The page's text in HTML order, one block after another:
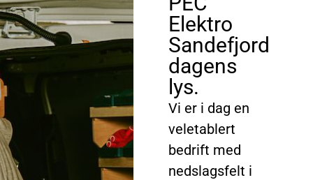
Elektro
Sandefjord
dagens
lys.
Vi er i dag en
veletablert
bedrift med
nedslagsfelt i